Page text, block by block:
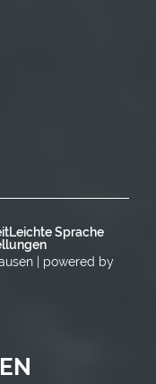
Leichte Sprache
| powered by